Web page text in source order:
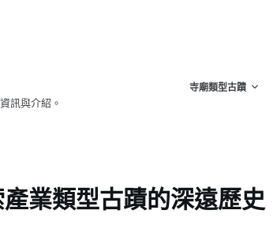
訊與介紹。
寺廟類型古蹟
業類型古蹟的深遠歷史